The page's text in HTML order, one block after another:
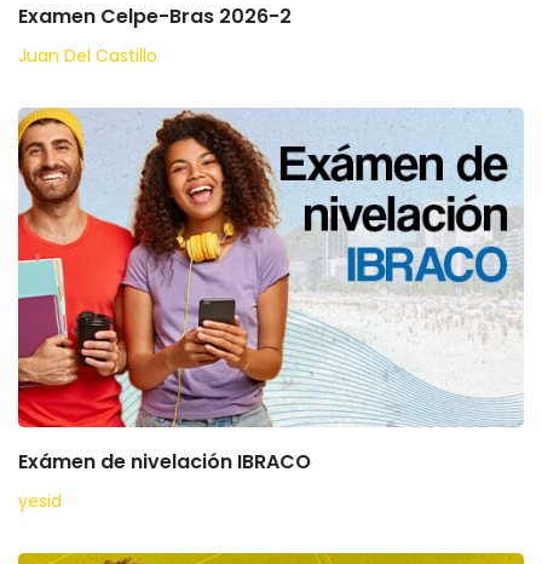
Examen Celpe-Bras 2026-2
Juan Del Castillo
Exámen de nivelación IBRACO
yesid